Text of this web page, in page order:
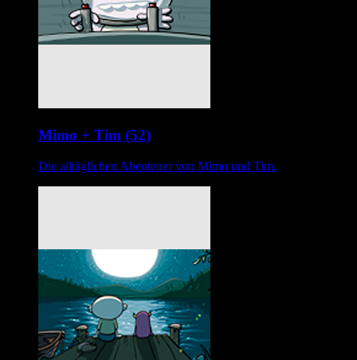
Mimo + Tim (52)
Die alltäglichen Abenteuer von Mimo und Tim.